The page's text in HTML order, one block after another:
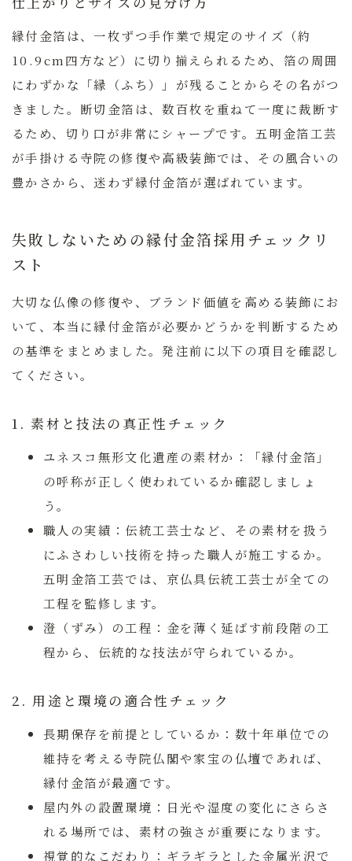
縁付金箔は、一枚ずつ手作業で規定のサイズ（約
10.9cm四方など）に切り揃えられるため、箔の周囲
にわずかな「縁（ふち）」が残ることからその名がつ
きました。断切金箔は、数百枚を重ねて一度に裁断す
るため、切り口が非常にシャープです。五明金箔工芸
が手掛ける寺院の修復や高級装飾では、その風合いの
豊かさから、迷わず縁付金箔が選ばれています。
失敗しないための縁付金箔採用チェックリ
スト
大切な仏像の修復や、ブランド価値を高める装飾にお
いて、本当に縁付金箔が必要かどうかを判断するため
の基準をまとめました。発注前に以下の項目を確認し
てください。
1. 素材と技法の真正性チェック
ユネスコ無形文化遺産の素材か：
「縁付金箔」
の呼称が正しく使われているか確認しましょ
う。
職人の実績： 伝統工芸士など、その素材を扱う
にふさわしい技術を持った職人が施工するか。
五明金箔工芸では、京仏具伝統工芸士が全ての
工程を監修します。
澄（ずみ）の工程： 金を薄く延ばす前段階の工
程から、伝統的な技法が守られているか。
2. 用途と環境の適合性チェック
長期保存を前提としているか： 数十年単位での
維持を考える寺院仏閣や家宝の仏壇であれば、
縁付金箔が最適です。
屋内外の設置環境： 日光や湿度の変化にさらさ
れる場所では、素材の強さが重要になります。
視覚的なこだわり： ギラギラとした金属光沢で